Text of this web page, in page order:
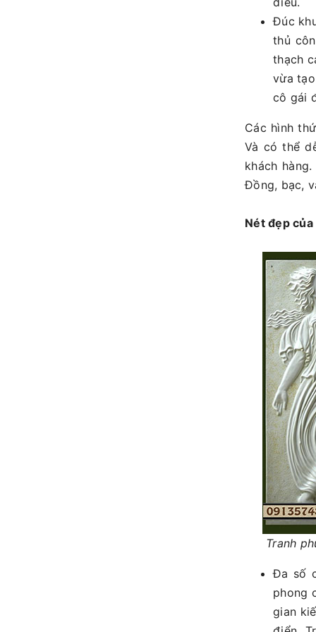
Đúc
thủ
thạch
vừa
cô gái
Các hình
Và có thể
khách
Đồng, bạc,
Nét đẹp
Tranh
Đa số
phong
gian